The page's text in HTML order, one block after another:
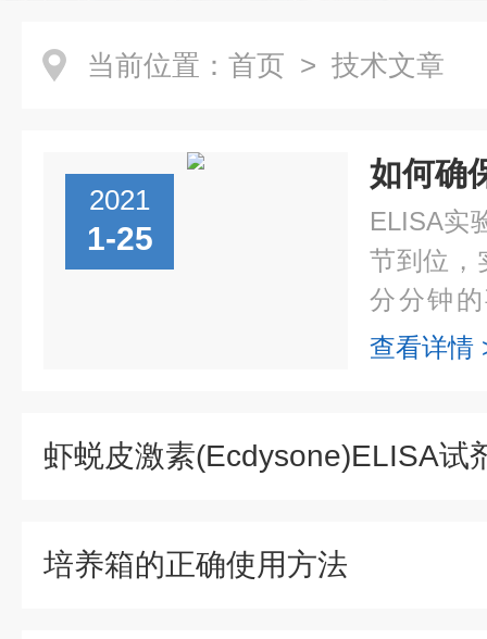
当前位置： 首页 > 技术文章
2021
1-25
ELISA实
节到位，
分分钟
您，这些
查看详情
培养箱的正确使用方法